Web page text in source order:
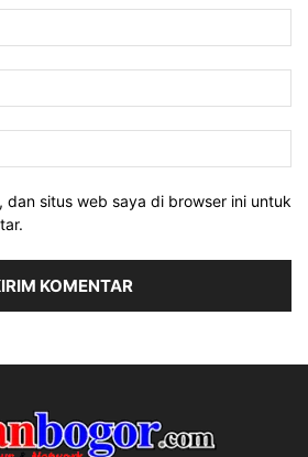
dan situs web saya di browser ini untuk